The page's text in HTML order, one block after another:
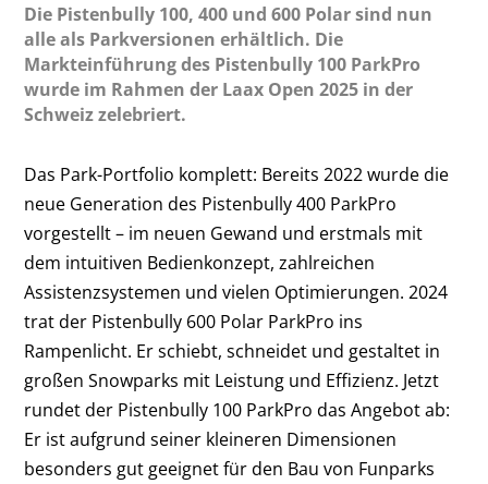
Die Pistenbully 100, 400 und 600 Polar sind nun
alle als Parkversionen erhältlich. Die
Markteinführung des Pistenbully 100 ParkPro
wurde im Rahmen der Laax Open 2025 in der
Schweiz zelebriert.
Das Park-Portfolio komplett: Bereits 2022 wurde die
neue Generation des Pistenbully 400 ParkPro
vorgestellt – im neuen Gewand und erstmals mit
dem intuitiven Bedienkonzept, zahlreichen
Assistenzsystemen und vielen Optimierungen. 2024
trat der Pistenbully 600 Polar ParkPro ins
Rampenlicht. Er schiebt, schneidet und gestaltet in
großen Snowparks mit Leistung und Effizienz. Jetzt
rundet der Pistenbully 100 ParkPro das Angebot ab:
Er ist aufgrund seiner kleineren Dimensionen
besonders gut geeignet für den Bau von Funparks